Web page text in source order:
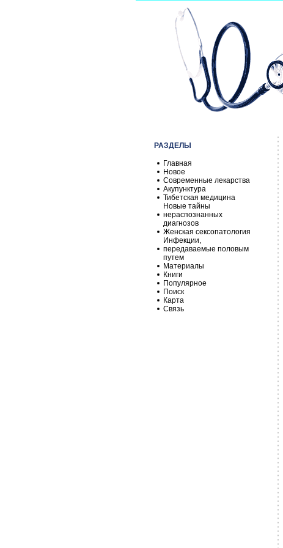
РАЗДЕЛЫ
Главная
Новое
Современные лекарства
Акупунктура
Тибетская медицина
Новые тайны
нераспознанных
диагнозов
Женская сексопатология
Инфекции,
передаваемые половым
путем
Материалы
Книги
Популярное
Поиск
Карта
Связь